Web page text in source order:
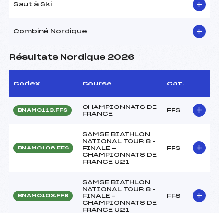
Saut à Ski
Combiné Nordique
Résultats Nordique 2026
Codex Course Cat.
BNAM0113.FFS
CHAMPIONNATS DE
FRANCE
FFS
BNAM0106.FFS
SAMSE BIATHLON
NATIONAL TOUR 8 –
FINALE -
CHAMPIONNATS DE
FRANCE U21
FFS
BNAM0103.FFS
SAMSE BIATHLON
NATIONAL TOUR 8 –
FINALE –
CHAMPIONNATS DE
FRANCE U21
FFS